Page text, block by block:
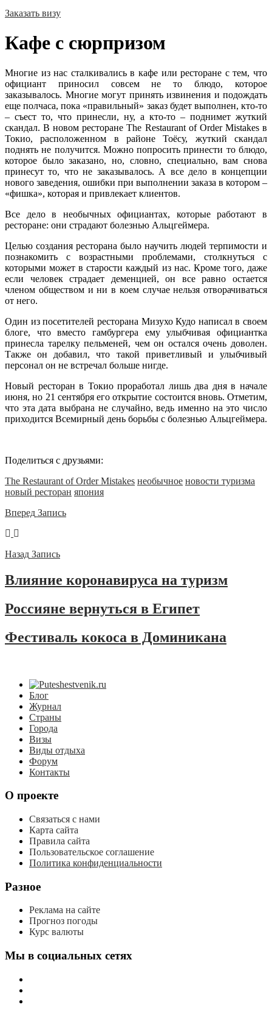
Заказать визу
Кафе с сюрпризом
Многие из нас сталкивались в кафе или ресторане с тем, что
официант приносил совсем не то блюдо, которое
заказывалось. Многие могут принять извинения и подождать
еще полчаса, пока «правильный» заказ будет выполнен, кто-то
– съест то, что принесли, ну, а кто-то – поднимет жуткий
скандал. В новом ресторане The Restaurant of Order Mistakes в
Токио, расположенном в районе Тоёсу, жуткий скандал
поднять не получится. Можно попросить принести то блюдо,
которое было заказано, но, словно, специально, вам снова
принесут то, что не заказывалось. А все дело в концепции
нового заведения, ошибки при выполнении заказа в котором –
«фишка», которая и привлекает клиентов.
Все дело в необычных официантах, которые работают в
ресторане: они страдают болезнью Альцгеймера.
Целью создания ресторана было научить людей терпимости и
познакомить с возрастными проблемами, столкнуться с
которыми может в старости каждый из нас. Кроме того, даже
если человек страдает деменцией, он все равно остается
членом обществом и ни в коем случае нельзя отворачиваться
от него.
Один из посетителей ресторана Мизухо Кудо написал в своем
блоге, что вместо гамбургера ему улыбчивая официантка
принесла тарелку пельменей, чем он остался очень доволен.
Также он добавил, что такой приветливый и улыбчивый
персонал он не встречал больше нигде.
Новый ресторан в Токио проработал лишь два дня в начале
июня, но 21 сентября его открытие состоится вновь. Отметим,
что эта дата выбрана не случайно, ведь именно на это число
приходится Всемирный день борьбы с болезнью Альцгеймера.
Поделиться с друзьями:
The Restaurant of Order Mistakes необычное новости туризма
новый ресторан япония
Вперед Запись
Назад Запись
Влияние коронавируса на туризм
Россияне вернуться в Египет
Фестиваль кокоса в Доминикана
Блог
Журнал
Страны
Города
Визы
Виды отдыха
Форум
Контакты
О проекте
Связаться с нами
Карта сайта
Правила сайта
Пользовательское соглашение
Политика конфиденциальности
Разное
Реклама на сайте
Прогноз погоды
Курс валюты
Мы в социальных сетях